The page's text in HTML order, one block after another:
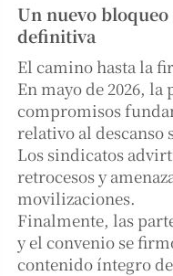
Un nuevo
definitiva
El camino hasta la
En mayo de 2026,
compromisos
relativo al descanso
Los sindicatos
retrocesos y
movilizaciones.
Finalmente, las
y el convenio se
contenido íntegro